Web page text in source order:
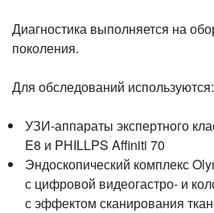
Диагностика выполняется на
поколения.
Для обследований используются:
УЗИ-аппараты экспертного
E8 и PHILLPS Affiniti 70
Эндоскопический комплекс
с цифровой видеогастро- и
с эффектом сканирования